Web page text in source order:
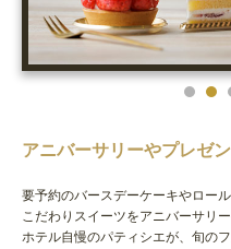
アニバーサリーやプレゼ
要予約のバースデーケーキやロール
こだわりスイーツをアニバーサリ
ホテル自慢のパティシエが、旬の